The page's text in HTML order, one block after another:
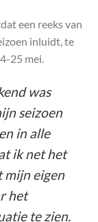
een reeks van
inluidt, te
25 mei.
was
seizoen
in alle
ik net het
mijn eigen
het
te zien.